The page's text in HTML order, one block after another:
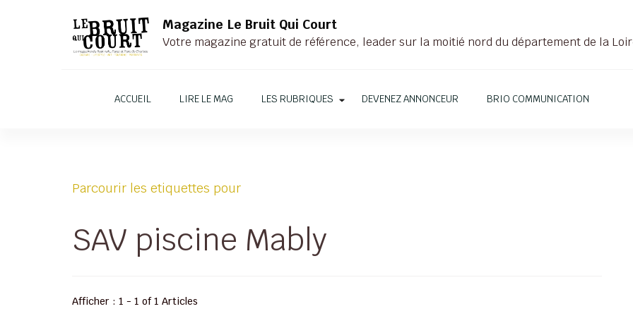
Magazine Le Bruit Qui Court
Votre magazine gratuit de référence, leader sur la moitié nord du département de la
ACCUEIL LIRE LE MAG LES RUBRIQUES DEVENEZ ANNONCEUR BRIO COMMUNICATION
Parcourir les etiquettes pour
SAV piscine Mably
Afficher : 1 - 1 of 1 Articles